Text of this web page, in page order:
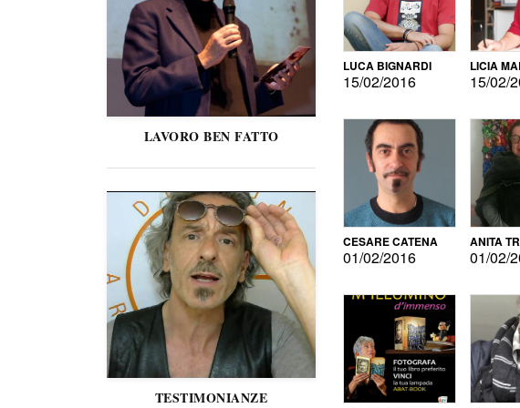
LAVORO BEN FATTO
TESTIMONIANZE
LUCA BIGNARDI
15/02/2016
LICIA
15/02/
CESARE CATENA
01/02/2016
ANITA
01/02/